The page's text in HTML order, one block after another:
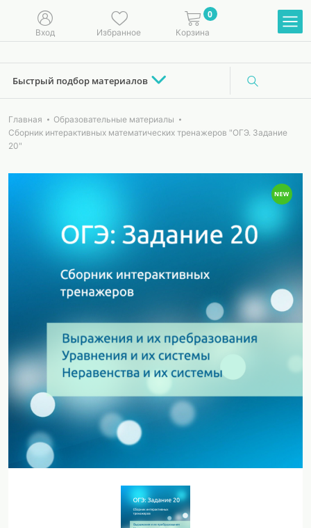
Вход Избранное
0
Корзина
Быстрый подбор материалов
Главная
Образовательные материалы
Сборник интерактивных математических тренажеров "ОГЭ. Задание
20"